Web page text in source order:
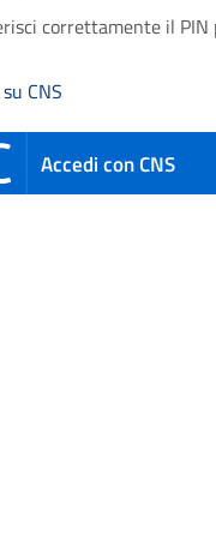
correttamente il PIN
CNS
Accedi con CNS